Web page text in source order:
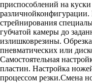
приспособлений на
различнойконфигурации.
стрейнирования
губчатой камеры до
излишковрезины.
пневматических или
Самостоятельная
пластин. Настройка
процессом резки.Смена